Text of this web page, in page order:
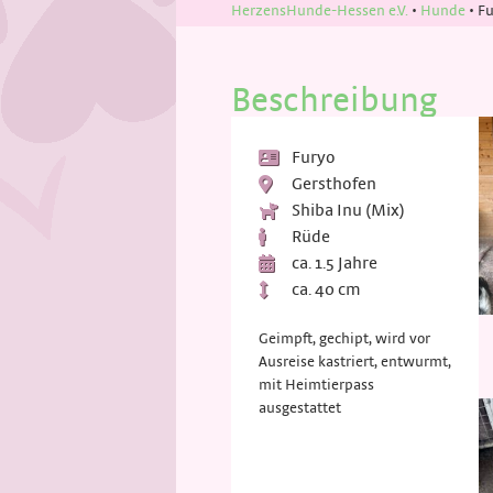
HerzensHunde-Hessen e.V. • Hunde •
Beschreibung
Furyo
Gersthofen
Shiba Inu (Mix)
Rüde
ca. 1.5 Jahre
ca. 40 cm
Geimpft, gechipt, wird vor
Ausreise kastriert, entwurmt,
mit Heimtierpass
ausgestattet